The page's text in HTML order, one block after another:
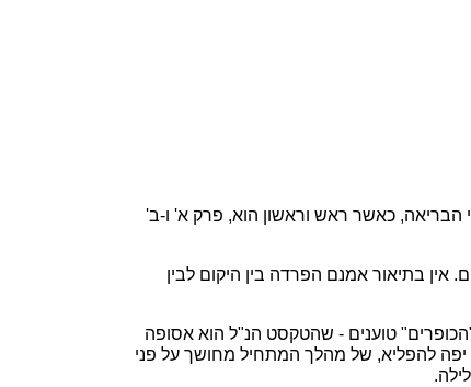
כאשר ראש וראשון הוא, פרק א' ו-ב'
בתיאור אמנם הפרדה בין היקום לבין
טוענים - שהטקסט הנ"ל הוא אסופה
יפה להפליא, של מהלך המתחיל מחושך על פני